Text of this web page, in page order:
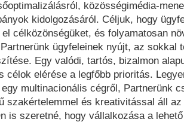
közösségimédia-
kidolgozásáról. Céljuk, hogy
célközönségüket, és folyamatosan
ügyfeleinek nyújt, az sokkal
Egy valódi, tartós, bizalmon
célok elérése a legfőbb prioritás.
multinacionális cégről, Partnerünk
szakértelemmel és kreativitással áll
is szeretné, hogy vállalkozása a